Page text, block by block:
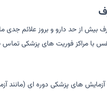
از حد دارو و بروز علائم جدی
با مراکز فوریت های پزشکی تماس
آزمایش های پزشکی دوره ای (مانند